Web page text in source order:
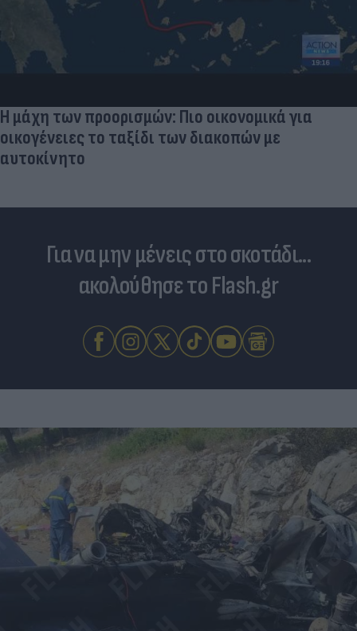
Η μάχη των προορισμών: Πιο οικονομικά για
οικογένειες το ταξίδι των διακοπών με
αυτοκίνητο
Για να μην μένεις στο σκοτάδι...
ακολούθησε το Flash.gr